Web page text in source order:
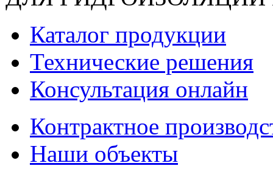
Каталог продукции
Технические решения
Консультация онлайн
Контрактное
Наши объекты